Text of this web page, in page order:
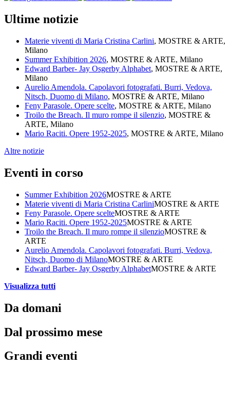
Ultime notizie
Materie viventi di Maria Cristina Carlini, MOSTRE & ARTE,
Milano
Summer Exhibition 2026, MOSTRE & ARTE, Milano
Edward Barber- Jay Osgerby Alphabet, MOSTRE & ARTE,
Milano
Aurelio Amendola. Capolavori fotografati. Burri, Vedova,
Nitsch, Duomo di Milano, MOSTRE & ARTE, Milano
Feny Parasole. Opere scelte, MOSTRE & ARTE, Milano
Troilo the Breach. Il muro rompe il silenzio, MOSTRE &
ARTE, Milano
Mario Raciti. Opere 1952-2025, MOSTRE & ARTE, Milano
Altre notizie
Eventi in corso
Summer Exhibition 2026MOSTRE & ARTE
Materie viventi di Maria Cristina CarliniMOSTRE & ARTE
Feny Parasole. Opere scelteMOSTRE & ARTE
Mario Raciti. Opere 1952-2025MOSTRE & ARTE
Troilo the Breach. Il muro rompe il silenzioMOSTRE &
ARTE
Aurelio Amendola. Capolavori fotografati. Burri, Vedova,
Nitsch, Duomo di MilanoMOSTRE & ARTE
Edward Barber- Jay Osgerby AlphabetMOSTRE & ARTE
Visualizza tutti
Da domani
Dal prossimo mese
Grandi eventi